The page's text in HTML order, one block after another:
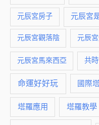
元辰宮房子 元辰宮
元辰宮觀落陰 元辰
元辰宮馬來西亞 共
命運好好玩 國際
塔羅應用 塔羅教學